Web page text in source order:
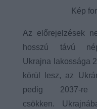
Kép
Az előrejelzések
hosszú távú
Ukrajna lakossága
körül lesz, az
pedig
csökken.